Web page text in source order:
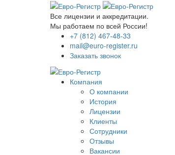
Все лицензии и аккредитации.
Мы работаем по всей России!
+7 (812) 467-48-33
mail@euro-register.ru
Заказать звонок
Компания
О компании
История
Лицензии
Клиенты
Сотрудники
Отзывы
Вакансии